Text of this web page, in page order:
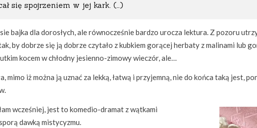
się spojrzeniem w jej kark. (…)
bajka dla dorosłych, ale równocześnie bardzo urocza lektura. Z pozoru
by dobrze się ją dobrze czytało z kubkiem gorącej herbaty z malinami lub
kocem w chłodny jesienno-zimowy wieczór, ale…
mimo iż można ją uznać za lekką, łatwą i przyjemną, nie do końca taką jest,
wcześniej, jest to komedio-dramat z wątkami
dawką mistycyzmu.